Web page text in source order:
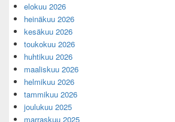
Areaelokuu 2026
heinäkuu 2026
kesäkuu 2026
toukokuu 2026
huhtikuu 2026
maaliskuu 2026
helmikuu 2026
tammikuu 2026
joulukuu 2025
marraskuu 2025